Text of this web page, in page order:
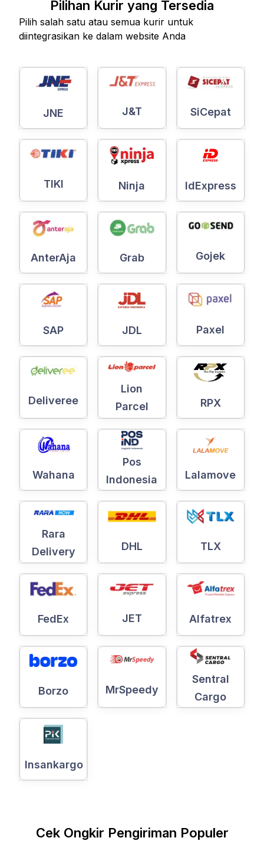
Pilihan Kurir yang Tersedia
Pilih salah satu atau semua kurir untuk
diintegrasikan ke dalam website Anda
JNE J&T SiCepat
TIKI Ninja IdExpress
AnterAja Grab Gojek
SAP JDL Paxel
Deliveree
Lion
Parcel
RPX
Wahana
Pos
Indonesia
Lalamove
Rara
Delivery
DHL TLX
FedEx JET Alfatrex
Borzo MrSpeedy
Sentral
Cargo
Insankargo
Cek Ongkir Pengiriman Populer